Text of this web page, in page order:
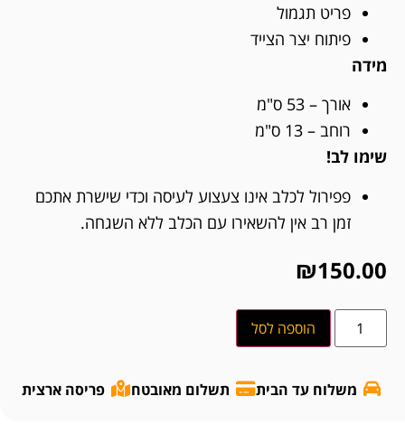
פריט תגמול
פיתוח יצר הצייד
מידה
אורך – 53 ס"מ
רוחב – 13 ס"מ
שימו לב!
פפירול לכלב אינו צעצוע לעיסה וכדי שישרת אתכם
זמן רב אין להשאירו עם הכלב ללא השגחה.
₪150.00
הוספה לסל
משלוח עד הבית תשלום מאובטח פריסה ארצית